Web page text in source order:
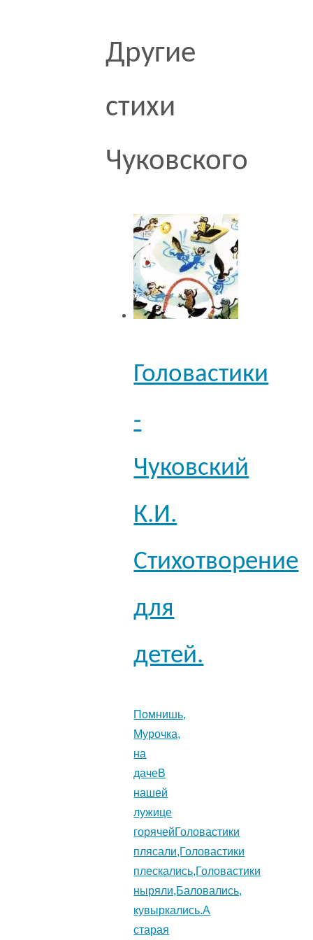
Другие
стихи
Чуковского
Головастики
-
Чуковский
К.И.
Стихотворение
для
детей.
Помнишь,
Мурочка,
на
дачеВ
нашей
лужице
горячейГоловастики
плясали,Головастики
плескались,Головастики
ныряли,Баловались,
кувыркались.А
старая